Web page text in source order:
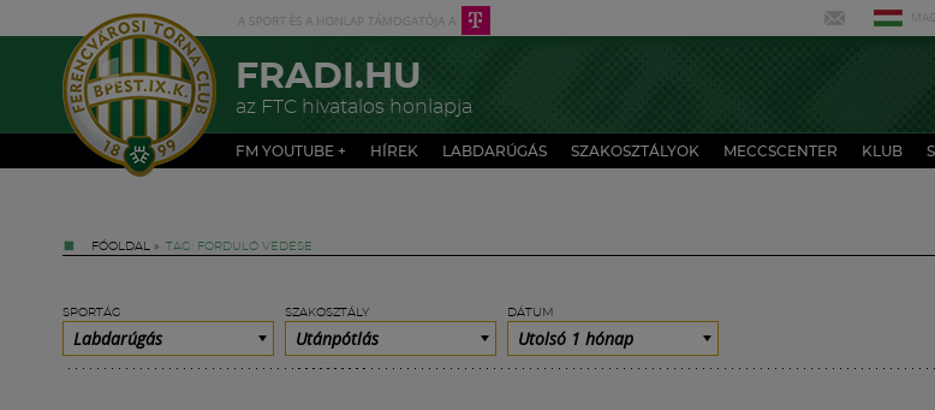
FRADI.HU
az FTC hivatalos honlapja
FM YOUTUBE + HÍREK LABDARÚGÁS SZAKOSZTÁLYOK MECCSCENTER KLUB
FŐOLDAL » TAG: FORDULÓ VÉDÉSE
SPORTÁG
Labdarúgás
SZAKOSZTÁLY
Utánpótlás
DÁTUM
Utolsó 1 hónap